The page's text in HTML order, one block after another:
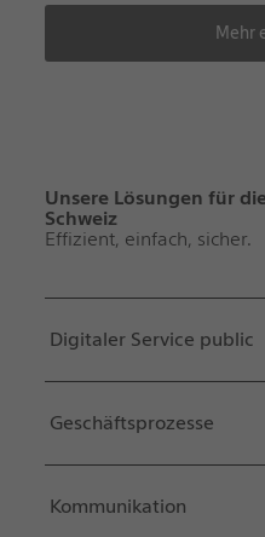
Mehr
Unsere Lösungen für
Schweiz
Effizient, einfach, sicher.
Digitaler Service public
Geschäftsprozesse
Kommunikation